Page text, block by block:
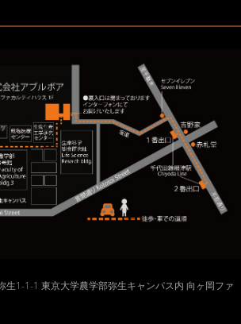
生1-1-1 東京大学農学部弥生キャンパス内 向ヶ岡ファ